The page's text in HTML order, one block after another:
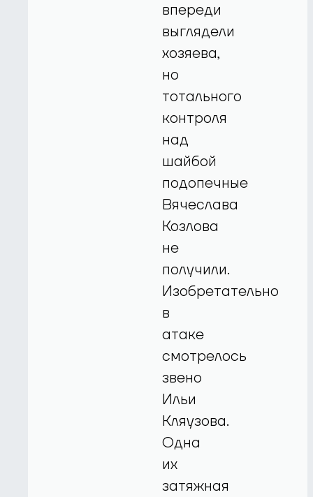
впереди
выглядели
хозяева,
но
тотального
контроля
над
шайбой
подопечные
Вячеслава
Козлова
не
получили.
Изобретательно
в
атаке
смотрелось
звено
Ильи
Кляузова.
Одна
их
затяжная